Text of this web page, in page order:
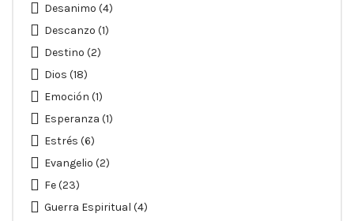
Desanimo (4)
Descanzo (1)
Destino (2)
Dios (18)
Emoción (1)
Esperanza (1)
Estrés (6)
Evangelio (2)
Fe(23)
Guerra Espiritual (4)